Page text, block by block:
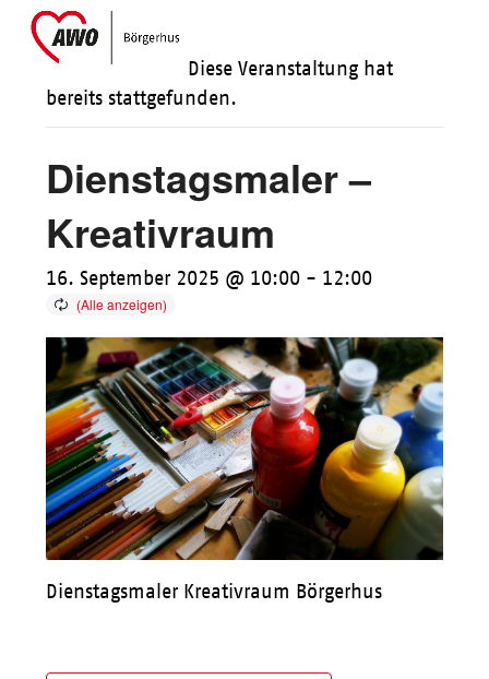
SkipOpen
mobile
Close
mobile
Diese Veranstaltung hat
bereits stattgefunden.
Dienstagsmaler –
Kreativraum
16. September 2025 @ 10:00 - 12:00
Dienstagsmaler Kreativraum Börgerhus